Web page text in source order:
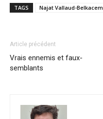
TAGS Najat Vallaud-Belkacem
Article précédent
Vrais ennemis et faux-
semblants